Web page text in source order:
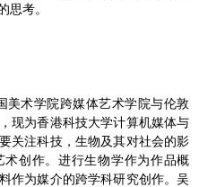
思考。
美术学院跨媒体艺术学院与伦敦
现为香港科技大学计算机媒体与
关注科技，生物及其对社会的影
创作。进行生物学作为作品概
作为媒介的跨学科研究创作。吴